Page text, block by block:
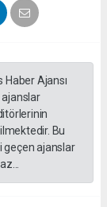
Haber Ajansı
ajanslar
Bu
geçen ajanslar